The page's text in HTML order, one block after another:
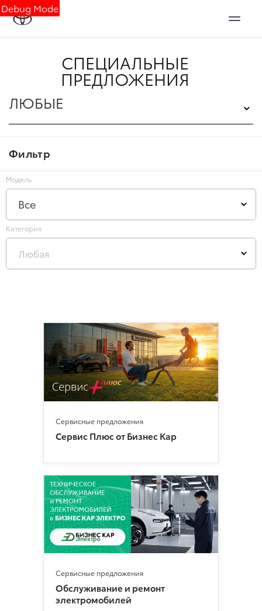
Debug Mode
СПЕЦИАЛЬНЫЕ
ПРЕДЛОЖЕНИЯ
ЛЮБЫЕ
Фильтр
Модель
Все
Категория
Любая
Сервисные предложения
Сервис Плюс от Бизнес Кар
Сервисные предложения
Обслуживание и ремонт
электромобилей